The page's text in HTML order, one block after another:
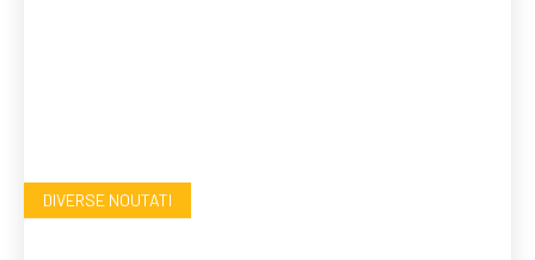
DIVERSE NOUTATI